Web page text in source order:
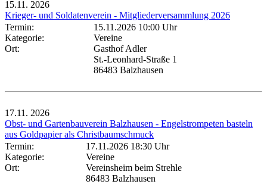
15.11. 2026
Krieger- und Soldatenverein - Mitgliederversammlung 2026
Termin:
15.11.2026 10:00 Uhr
Kategorie:
Vereine
Ort:
Gasthof Adler
St.-Leonhard-Straße 1
86483 Balzhausen
17.11. 2026
Obst- und Gartenbauverein Balzhausen - Engelstrompeten basteln
aus Goldpapier als Christbaumschmuck
Termin:
17.11.2026 18:30 Uhr
Kategorie:
Vereine
Ort:
Vereinsheim beim Strehle
86483 Balzhausen